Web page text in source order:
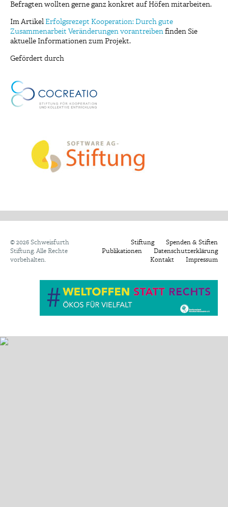
Befragten wollten gerne ganz konkret auf Höfen mitarbeiten.
Im Artikel Erfolgsrezept Kooperation: Durch gute
Zusammenarbeit Veränderungen vorantreiben finden Sie
aktuelle Informationen zum Projekt.
Gefördert durch
© 2026 Schweisfurth
Stiftung. Alle Rechte
vorbehalten.
Stiftung
Spenden & Stiften
Publikationen
Datenschutzerklärung
Kontakt
Impressum